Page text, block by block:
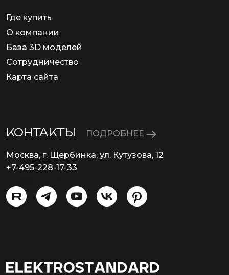
Где купить
О компании
База 3D моделей
Сотрудничество
Карта сайта
КОНТАКТЫ ПОДРОБНЕЕ
Москва, г. Щербинка, ул. Кутузова, 12
+7-495-228-17-33